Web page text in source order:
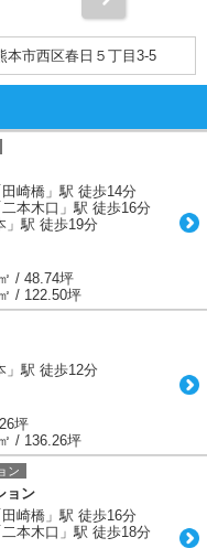
本市西区春日５丁目3-5
崎橋」駅 徒歩14分
本木口」駅 徒歩16分
」駅 徒歩19分
/ 48.74坪
/ 122.50坪
」駅 徒歩12分
坪
/ 136.26坪
ン
ョン
崎橋」駅 徒歩16分
本木口」駅 徒歩18分